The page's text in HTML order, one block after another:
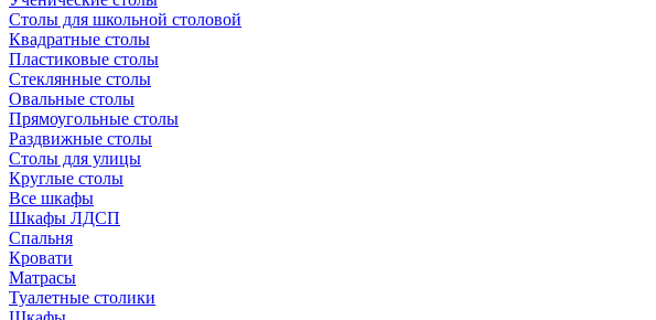
Столы для школьной столовой
Квадратные столы
Пластиковые столы
Стеклянные столы
Овальные столы
Прямоугольные столы
Раздвижные столы
Столы для улицы
Круглые столы
Все шкафы
Шкафы ЛДСП
Спальня
Кровати
Матрасы
Туалетные столики